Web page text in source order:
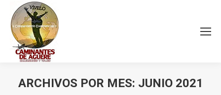
ARCHIVOS POR MES: JUNIO 2021